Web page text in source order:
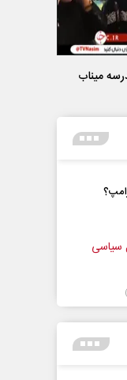
میناب
پشت‌پرده تهدیدات
- تحلیلگر مسائل